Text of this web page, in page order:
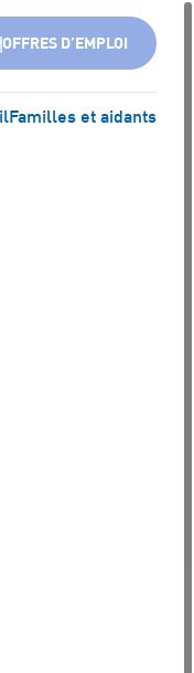
OFFRES D’EMPLOI
Familles et aidants